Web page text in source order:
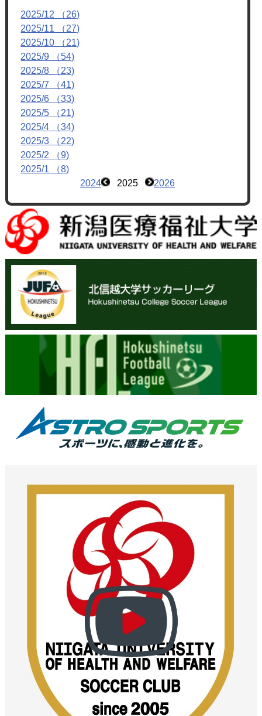
2025/12 （26)
2025/11 （27)
2025/10 （21)
2025/9 （54)
2025/8 （23)
2025/7 （41)
2025/6 （33)
2025/5 （21)
2025/4 （34)
2025/3 （22)
2025/2 （9)
2025/1 （8)
2024
2025 2026